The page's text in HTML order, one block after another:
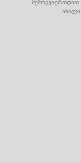
შემოგვიერთდით
ახალი